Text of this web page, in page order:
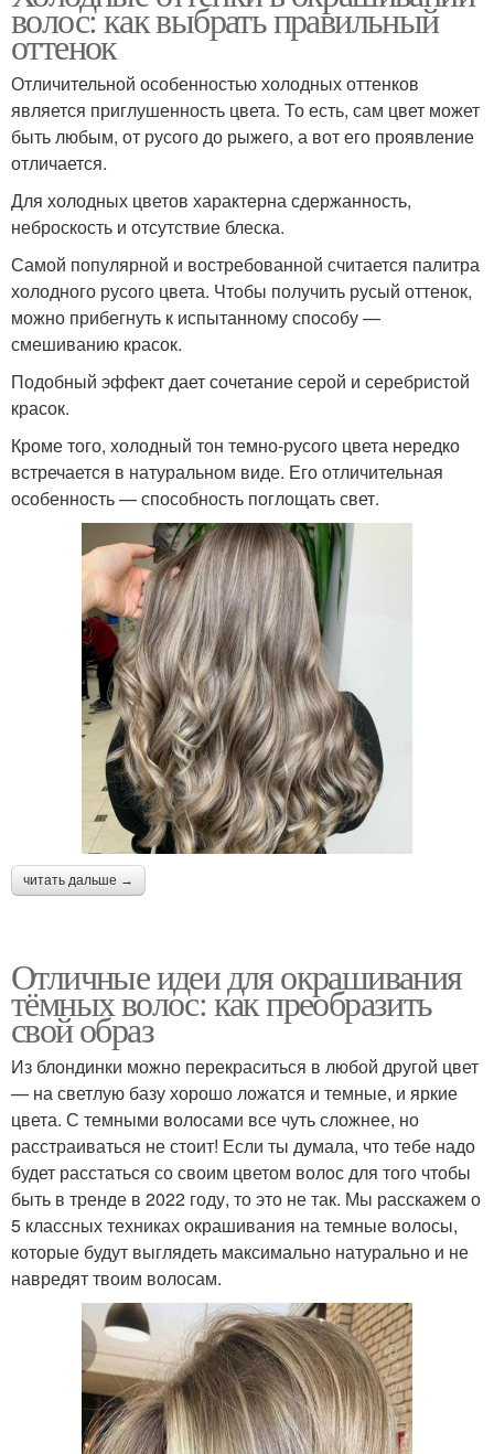
волос: как выбрать правильный
оттенок
Отличительной особенностью холодных оттенков
является приглушенность цвета. То есть, сам цвет может
быть любым, от русого до рыжего, а вот его проявление
отличается.
Для холодных цветов характерна сдержанность,
неброскость и отсутствие блеска.
Самой популярной и востребованной считается палитра
холодного русого цвета. Чтобы получить русый оттенок,
можно прибегнуть к испытанному способу —
смешиванию красок.
Подобный эффект дает сочетание серой и серебристой
красок.
Кроме того, холодный тон темно-русого цвета нередко
встречается в натуральном виде. Его отличительная
особенность — способность поглощать свет.
читать дальше →
Отличные идеи для окрашивания
тёмных волос: как преобразить
свой образ
Из блондинки можно перекраситься в любой другой цвет
— на светлую базу хорошо ложатся и темные, и яркие
цвета. С темными волосами все чуть сложнее, но
расстраиваться не стоит! Если ты думала, что тебе надо
будет расстаться со своим цветом волос для того чтобы
быть в тренде в 2022 году, то это не так. Мы расскажем о
5 классных техниках окрашивания на темные волосы,
которые будут выглядеть максимально натурально и не
навредят твоим волосам.